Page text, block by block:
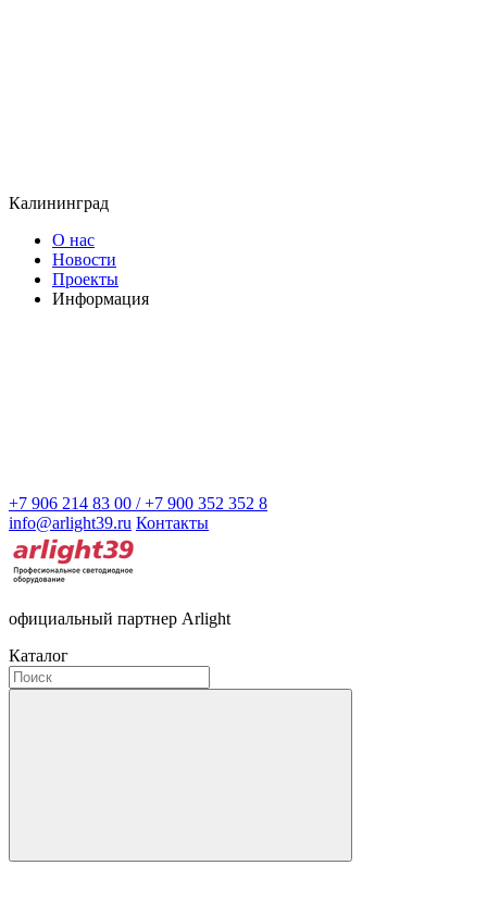
Калининград
О нас
Новости
Проекты
Информация
+7 906 214 83 00 / +7 900 352 352 8
info@arlight39.ru Контакты
официальный партнер Arlight
Каталог